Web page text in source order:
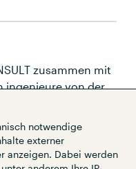
zusammen mit
ingenieure von der
Frankfurt am Main
barrierefreien
30
notwendige
externer
anzeigen. Dabei werden